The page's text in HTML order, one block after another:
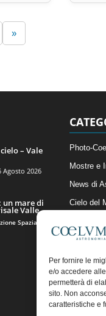
Per fornire le
e/o accedere
permetterà di
sito. Non
caratteristiche e
»
– Vale
Agosto 2026
un mare di
Valle...
Spaziale
Photo-
Mostre e
News di
Cielo del
Articoli e
Il Blog